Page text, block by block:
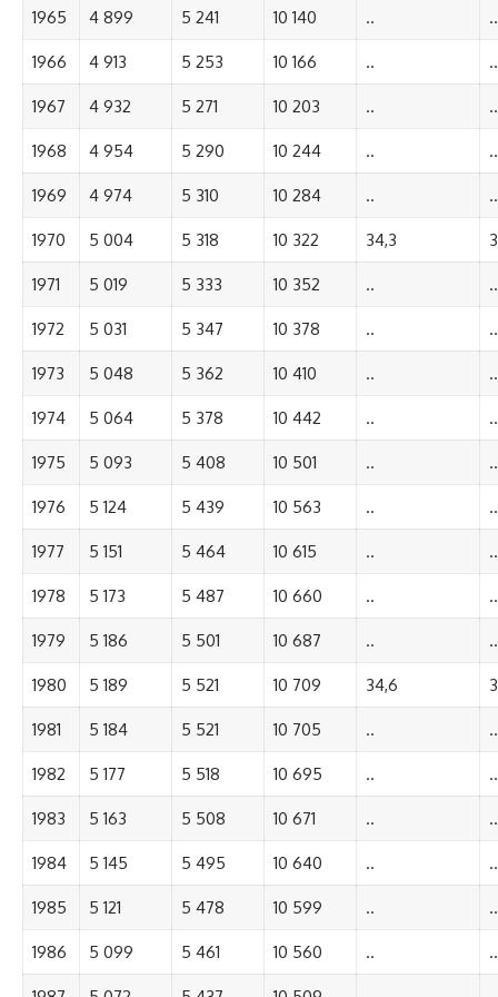
1965 4 899 5 241 10 140 .. ..
1966 4 913 5 253 10 166 .. ..
1967 4 932 5 271 10 203 .. ..
1968 4 954 5 290 10 244 .. ..
1969 4 974 5 310 10 284 .. ..
1970 5 004 5 318 10 322 34,3
1971 5 019 5 333 10 352 .. ..
1972 5 031 5 347 10 378 .. ..
1973 5 048 5 362 10 410 .. ..
1974 5 064 5 378 10 442 .. ..
1975 5 093 5 408 10 501 .. ..
1976 5 124 5 439 10 563 .. ..
1977 5 151 5 464 10 615 .. ..
1978 5 173 5 487 10 660 .. ..
1979 5 186 5 501 10 687 .. ..
1980 5 189 5 521 10 709 34,6
1981 5 184 5 521 10 705 .. ..
1982 5 177 5 518 10 695 .. ..
1983 5 163 5 508 10 671 .. ..
1984 5 145 5 495 10 640 .. ..
1985 5 121 5 478 10 599 .. ..
1986 5 099 5 461 10 560 .. ..